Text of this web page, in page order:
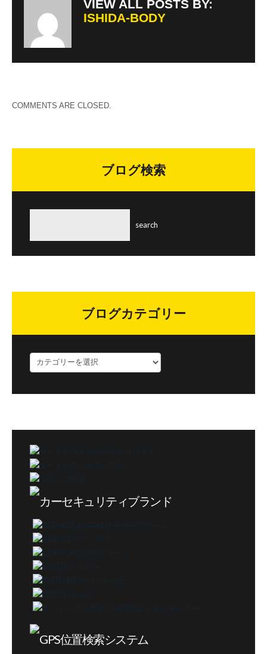
VIEW ALL POSTS BY:
ISHIDA-BODY
COMMENTS ARE CLOSED.
ブログ検索
ブログカテゴリー
ロ
ー